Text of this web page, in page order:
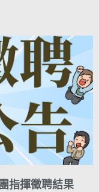
指揮徵聘結果